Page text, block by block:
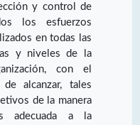
y control de
los esfuerzos
en todas las
y niveles de la
con el
alcanzar, tales
de la manera
adecuada a la